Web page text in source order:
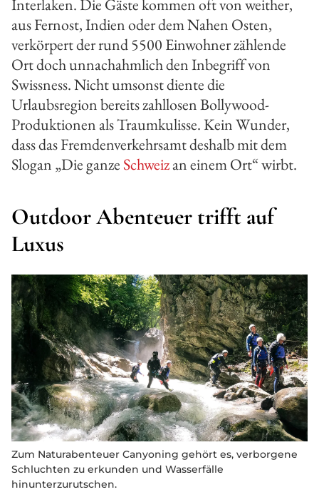
Interlaken. Die Gäste kommen oft von weither,
aus Fernost, Indien oder dem Nahen Osten,
verkörpert der rund 5500 Einwohner zählende
Ort doch unnachahmlich den Inbegriff von
Swissness. Nicht umsonst diente die
Urlaubsregion bereits zahllosen Bollywood-
Produktionen als Traumkulisse. Kein Wunder,
dass das Fremdenverkehrsamt deshalb mit dem
Slogan „Die ganze Schweizan einem Ort“ wirbt.
Outdoor Abenteuer trifft auf
Luxus
Zum Naturabenteuer Canyoning gehört es, verborgene
Schluchten zu erkunden und Wasserfälle
hinunterzurutschen.